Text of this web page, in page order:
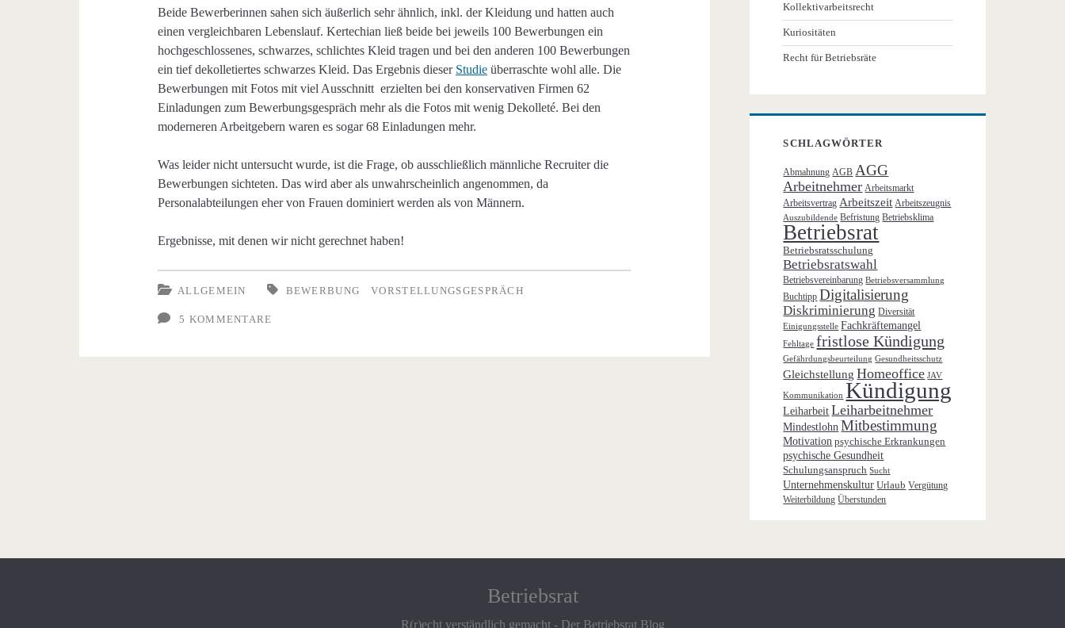
Beide Bewerberinnen sahen sich äußerlich sehr ähnlich, inkl. der Kleidung und hatten auch
einen vergleichbaren Lebenslauf. Kertechian ließ beide bei jeweils 100 Bewerbungen ein
hochgeschlossenes, schwarzes, schlichtes Kleid tragen und bei den anderen 100 Bewerbungen
ein tief dekolletiertes schwarzes Kleid. Das Ergebnis dieser Studie überraschte wohl alle. Die
Bewerbungen mit Fotos mit viel Ausschnitt erzielten bei den konservativen Firmen 62
Einladungen zum Bewerbungsgespräch mehr als die Fotos mit wenig Dekolleté. Bei den
moderneren Arbeitgebern waren es sogar 68 Einladungen mehr.
Was leider nicht untersucht wurde, ist die Frage, ob ausschließlich männliche Recruiter die
Bewerbungen sichteten. Das wird aber als unwahrscheinlich angenommen, da
Personalabteilungen eher von Frauen dominiert werden als von Männern.
Ergebnisse, mit denen wir nicht gerechnet haben!
ALLGEMEIN BEWERBUNG VORSTELLUNGSGESPRÄCH
5 KOMMENTARE
Kollektivarbeitsrecht
Kuriositäten
Recht für Betriebsräte
SCHLAGWÖRTER
Abmahnung AGB AGG
Arbeitnehmer Arbeitsmarkt
Arbeitsvertrag Arbeitszeit Arbeitszeugnis
Auszubildende Befristung Betriebsklima
Betriebsrat
Betriebsratsschulung
Betriebsratswahl
Betriebsvereinbarung Betriebsversammlung
Buchtipp Digitalisierung
Diskriminierung Diversität
Einigungsstelle Fachkräftemangel
Fehltage fristlose Kündigung
Gefährdungsbeurteilung Gesundheitsschutz
Gleichstellung Homeoffice JAV
Kommunikation Kündigung
Leiharbeit Leiharbeitnehmer
Mindestlohn Mitbestimmung
Motivation psychische Erkrankungen
psychische Gesundheit
Schulungsanspruch Sucht
Unternehmenskultur Urlaub Vergütung
Weiterbildung Überstunden
Betriebsrat
R(r)echt verständlich gemacht - Der Betriebsrat Blog